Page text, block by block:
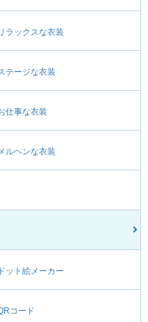
ラックスな衣装
テージな衣装
仕事な衣装
メルヘンな衣装
ドット絵メーカー
コード